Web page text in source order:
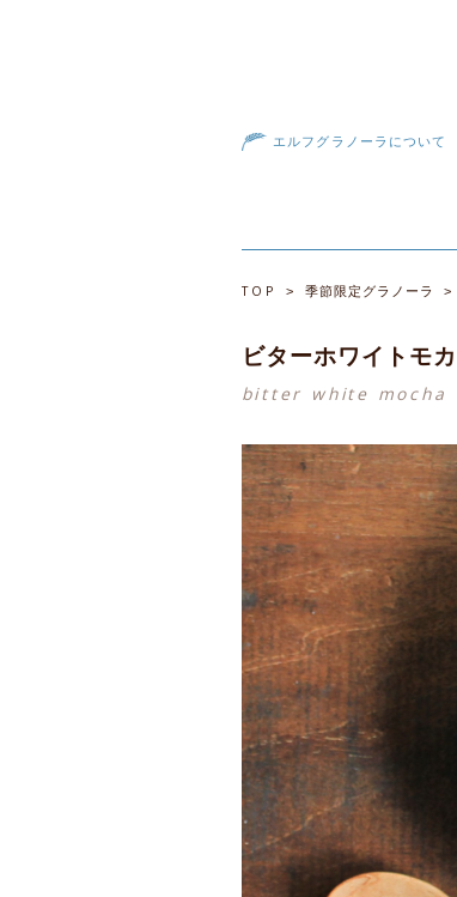
エルフグラノーラについて
TOP > 季節限定グラノーラ >
ビターホワイトモカ
bitter white mocha